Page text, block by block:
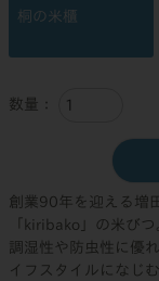
桐の米櫃
創業90年を迎える増
「kiribako」の米びつ
調湿性や防虫性に優
イフスタイルになじ